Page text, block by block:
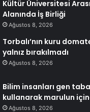
Kültür Üniversitesi
Alanında İş Birliği
Ağustos 8, 2026
Torbalı’nın kuru
yalnız bırakılmadı
Ağustos 8, 2026
Bilim insanları gen
kullanarak marulun
Ağustos 8, 2026